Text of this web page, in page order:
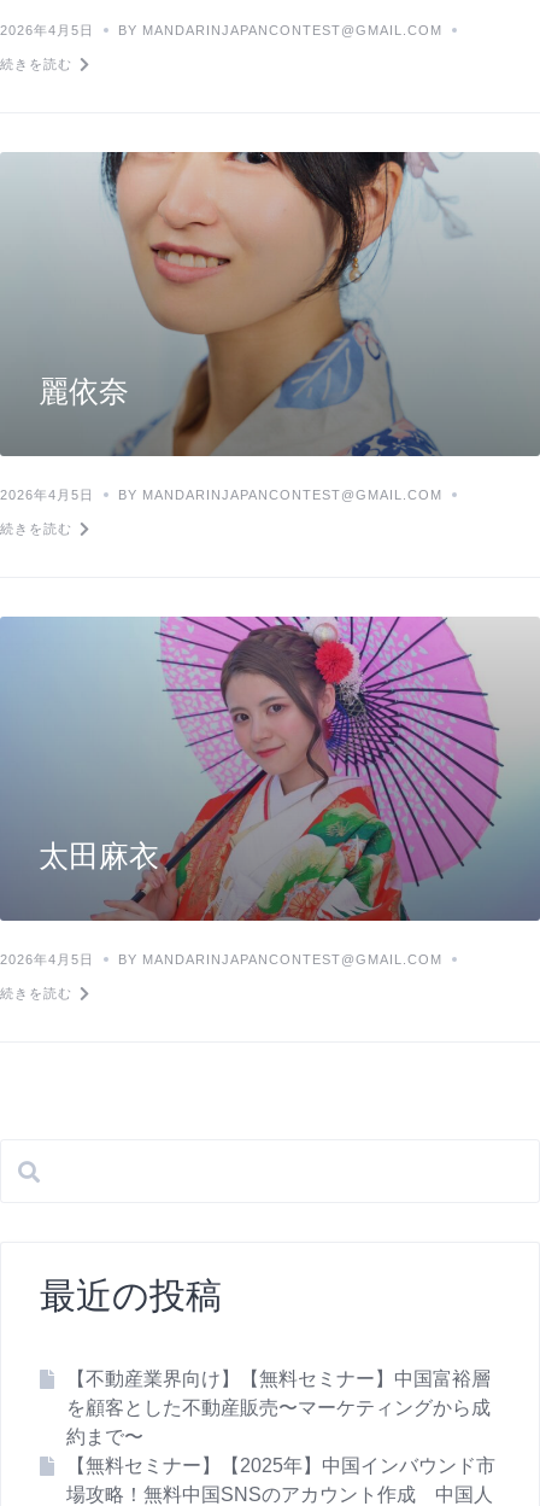
2026年4月5日 BY MANDARINJAPANCONTEST@GMAIL.COM
続きを読む
麗依奈
2026年4月5日 BY MANDARINJAPANCONTEST@GMAIL.COM
続きを読む
太田麻衣
2026年4月5日 BY MANDARINJAPANCONTEST@GMAIL.COM
続きを読む
最近の投稿
【不動産業界向け】【無料セミナー】中国富裕層
を顧客とした不動産販売〜マーケティングから成
約まで〜
【無料セミナー】【2025年】中国インバウンド市
場攻略！無料中国SNSのアカウント作成 中国人